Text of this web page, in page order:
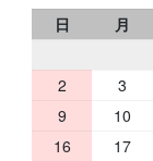
日 月
2
3
9
10
16
17